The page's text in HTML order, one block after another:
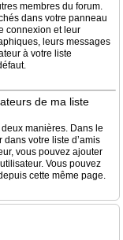
membres du forum.
dans votre panneau
connexion et leur
leurs messages
à votre liste
de ma liste
manières. Dans le
votre liste d’amis
vous pouvez ajouter
Vous pouvez
cette même page.